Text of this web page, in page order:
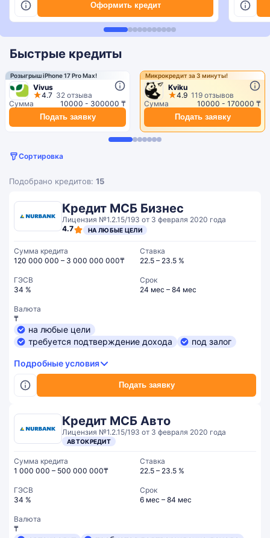
Оформить кредит
Быстрые кредиты
Розыгрыш iPhone 17 Pro Max!
Vivus
4.7 32 отзыва
Сумма
10000 - 300000 ₸
Подать заявку
Микрокредит за 3 минуты!
Kviku
4.9 119 отзывов
Сумма
10000 - 170000 ₸
Подать заявку
Сортировка
Подобрано кредитов: 15
Кредит МСБ Бизнес
Лицензия №1.2.15/193 от 3 февраля 2020 года
4.7
НА ЛЮБЫЕ ЦЕЛИ
Подать заявку
Сумма кредита
120 000 000 – 3 000 000 000₸
Ставка
22.5 – 23.5 %
ГЭСВ
34 %
Срок
24 мес – 84 мес
Валюта
₸
на любые цели
требуется подтверждение дохода
под залог
Подробные условия
Кредит МСБ Авто
Лицензия №1.2.15/193 от 3 февраля 2020 года
АВТОКРЕДИТ
Сумма кредита
1 000 000 – 500 000 000₸
Ставка
22.5 – 23.5 %
ГЭСВ
34 %
Срок
6 мес – 84 мес
Валюта
₸